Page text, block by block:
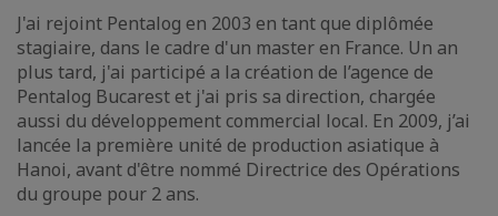
J'ai rejoint Pentalog en 2003 en tant que diplômée
stagiaire, dans le cadre d'un master en France. Un an
plus tard, j'ai participé a la création de l’agence de
Pentalog Bucarest et j'ai pris sa direction, chargée
aussi du développement commercial local. En 2009, j’ai
lancée la première unité de production asiatique à
Hanoi, avant d'être nommé Directrice des Opérations
du groupe pour 2 ans.